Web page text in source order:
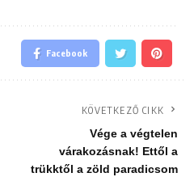
Facebook
KÖVETKEZŐ CIKK
Vége a végtelen
várakozásnak! Ettől a
trükktől a zöld paradicsom